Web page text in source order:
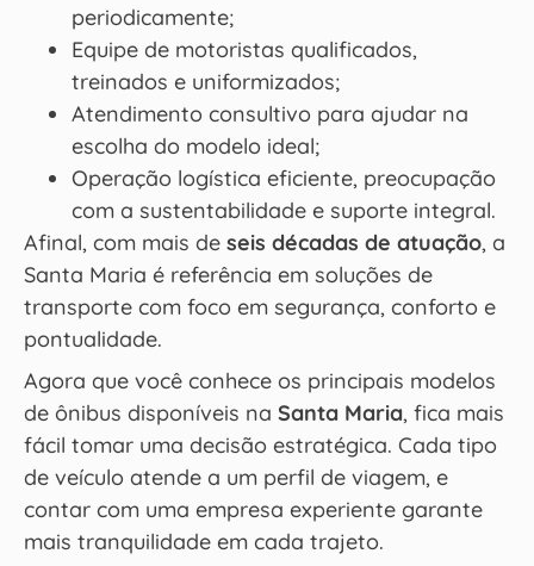
periodicamente;
Equipe de motoristas qualificados,
treinados e uniformizados;
Atendimento consultivo para ajudar na
escolha do modelo ideal;
Operação logística eficiente, preocupação
com a sustentabilidade e suporte integral.
Afinal, com mais de seis décadas de atuação, a
Santa Maria é referência em soluções de
transporte com foco em segurança, conforto e
pontualidade.
Agora que você conhece os principais modelos
de ônibus disponíveis na Santa Maria, fica mais
fácil tomar uma decisão estratégica. Cada tipo
de veículo atende a um perfil de viagem, e
contar com uma empresa experiente garante
mais tranquilidade em cada trajeto.